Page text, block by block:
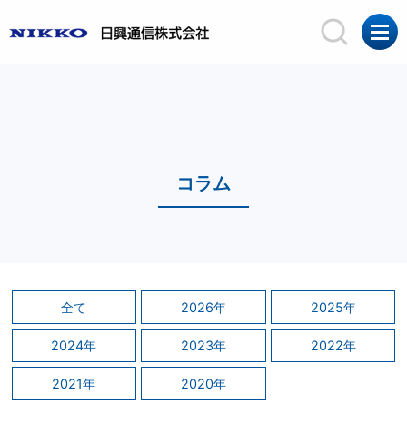
コラム
全て 2026年 2025年
2024年 2023年 2022年
2021年 2020年